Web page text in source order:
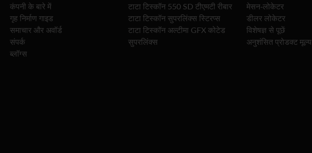
कंपनी के बारे में
गृह निर्माण गाइड
समाचार और अवॉर्ड
संपर्क
ब्लॉग्स
टाटा टिस्कॉन 550 SD टीएमटी रीबार
टाटा टिस्कॉन सुपरलिंक्स स्टिरप्स
टाटा टिस्कॉन अल्टीमा GFX कोटेड
सुपरलिंक्स
मेसन-लोकेटर
डीलर लोकेटर
विशेषज्ञ से पूछें
अनुशंसित प्रोडक्ट मूल्य